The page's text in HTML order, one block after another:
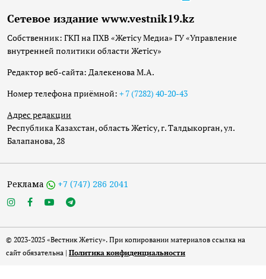
Сетевое издание www.vestnik19.kz
Собственник: ГКП на ПХВ «Жетісу Медиа» ГУ «Управление
внутренней политики области Жетісу»
Редактор веб-сайта: Далекенова М.А.
Номер телефона приёмной: + 7 (7282) 40-20-43
Адрес редакции
Республика Казахстан, область Жетісу, г. Талдыкорган, ул.
Балапанова, 28
Реклама +7 (747) 286 2041
© 2023-2025 «Вестник Жетісу». При копировании материалов ссылка на
сайт обязательна | Политика конфиденциальности